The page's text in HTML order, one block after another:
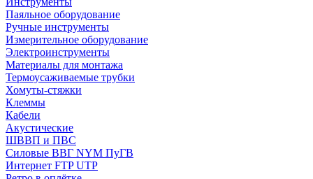
Паяльное оборудование
Ручные инструменты
Измерительное оборудование
Электроинструменты
Материалы для монтажа
Термоусаживаемые трубки
Хомуты-стяжки
Клеммы
Кабели
Акустические
ШВВП и ПВС
Силовые ВВГ NYM ПуГВ
Интернет FTP UTP